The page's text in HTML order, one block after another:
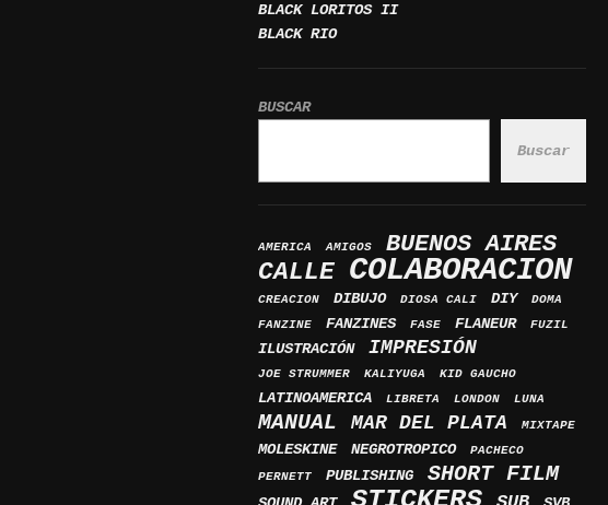
BLACK LORITOS II
BLACK RIO
BUSCAR
Buscar
AMERICA AMIGOS
BUENOS AIRES
CALLE COLABORACION
CREACION DIBUJO DIOSA CALI DIY
DOMA
FANZINE
FANZINES FASE FLANEUR FUZIL
ILUSTRACIÓN IMPRESIÓN
JOE STRUMMER KALIYUGA KID GAUCHO
LATINOAMERICA LIBRETA LONDON LUNA
MANUAL MAR DEL PLATA MIXTAPE
MOLESKINE NEGROTROPICO
PACHECO
PERNETT
PUBLISHING SHORT FILM